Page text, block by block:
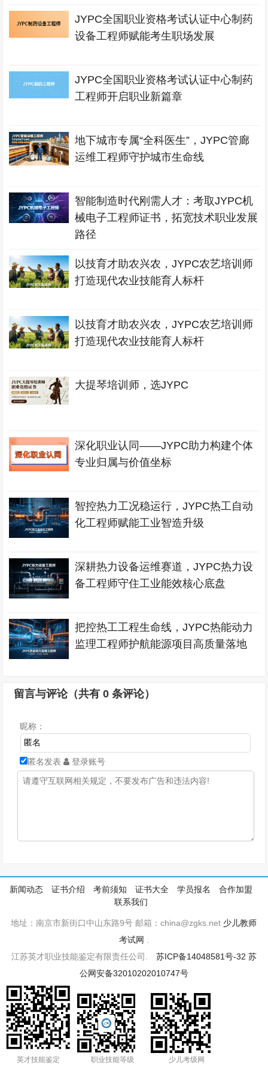
JYPC全国职业资格考试认证中心制药
设备工程师赋能考生职场发展
JYPC全国职业资格考试认证中心制药
工程师开启职业新篇章
地下城市专属“全科医生”，JYPC管廊
运维工程师守护城市生命线
智能制造时代刚需人才：考取JYPC机
械电子工程师证书，拓宽技术职业发展
路径
以技育才助农兴农，JYPC农艺培训师
打造现代农业技能育人标杆
以技育才助农兴农，JYPC农艺培训师
打造现代农业技能育人标杆
大提琴培训师，选JYPC
深化职业认同——JYPC助力构建个体
专业归属与价值坐标
智控热力工况稳运行，JYPC热工自动
化工程师赋能工业智造升级
深耕热力设备运维赛道，JYPC热力设
备工程师守住工业能效核心底盘
把控热工工程生命线，JYPC热能动力
监理工程师护航能源项目高质量落地
留言与评论（共有0 条评论）
昵称：
匿名发表 登录账号
新闻动态 证书介绍 考前须知 证书大全 学员报名
合作加盟
联系我们
地址：南京市新街口中山东路9号 邮箱：china@zgks.net 少儿教师
考试网
江苏英才职业技能鉴定有限责任公司. 苏ICP备14048581号-32 苏
公网安备32010202010747号
英才技能鉴定 职业技能等级 少儿考级网